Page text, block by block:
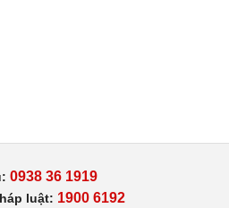
0938 36 1919
luật: 1900 6192